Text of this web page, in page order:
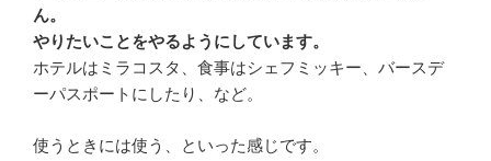
ん。
やりたいことをやるようにしています。
ホテルはミラコスタ、食事はシェフミッキー、バースデ
ーパスポートにしたり、など。
使うときには使う、といった感じです。